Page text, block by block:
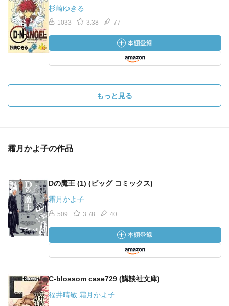
杉崎ゆきる
1033 3.38 77
もっと見る
霜月かよ子の作品
Dの魔王 (1) (ビッグ コミックス)
霜月かよ子
509 3.78 40
C-blossom case729 (講談社文庫)
福井晴敏 霜月かよ子